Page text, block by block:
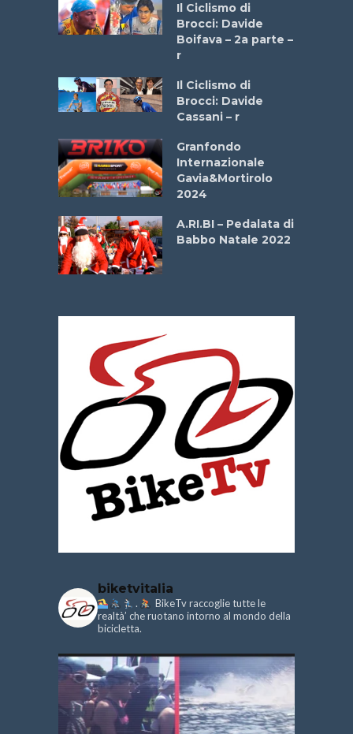
Il Ciclismo di
Brocci: Davide
Boifava – 2a parte –
r
Il Ciclismo di
Brocci: Davide
Cassani – r
Granfondo
Internazionale
Gavia&Mortirolo
2024
A.RI.BI – Pedalata di
Babbo Natale 2022
biketvitalia
.
BikeTv raccoglie tutte le
realtà’ che ruotano intorno al mondo della
bicicletta.